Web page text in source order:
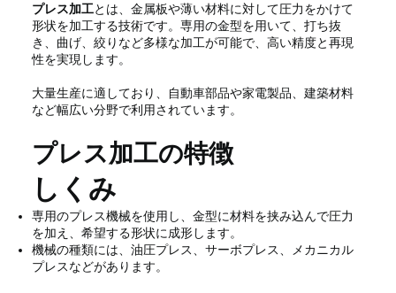
プレス加工とは、金属板や薄い材料に対して圧力をかけて
形状を加工する技術です。専用の金型を用いて、打ち抜
き、曲げ、絞りなど多様な加工が可能で、高い精度と再現
性を実現します。
大量生産に適しており、自動車部品や家電製品、建築材料
など幅広い分野で利用されています。
プレス加工の特徴
しくみ
専用のプレス機械を使用し、金型に材料を挟み込んで圧力
を加え、希望する形状に成形します。
機械の種類には、油圧プレス、サーボプレス、メカニカル
プレスなどがあります。